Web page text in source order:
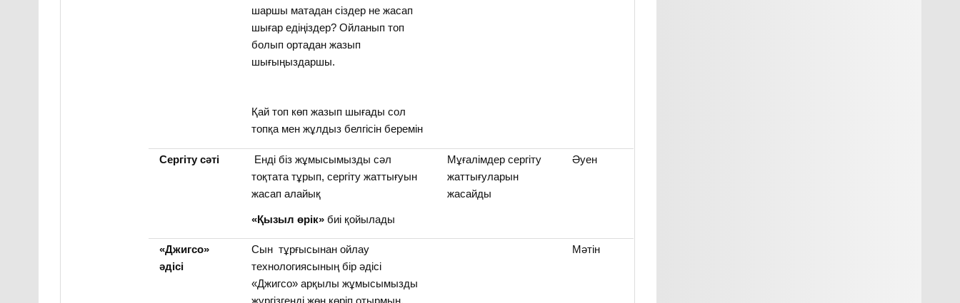
шаршы матадан сіздер не жасап
шығар едіңіздер? Ойланып топ
болып ортадан жазып
шығыңыздаршы.
Қай топ көп жазып шығады сол
топқа мен жұлдыз белгісін беремін
Сергіту сәті
Енді біз жұмысымызды сәл
тоқтата тұрып, сергіту жаттығуын
жасап алайық
«Қызыл өрік»биі қойылады
Мұғалімдер сергіту
жаттығуларын
жасайды
Әуен
«Джигсо»
әдісі
Сын тұрғысынан ойлау
технологиясының бір әдісі
«Джигсо» арқылы жұмысымызды
Мәтін